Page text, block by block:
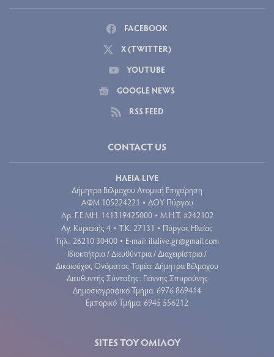
FACEBOOK
X (TWITTER)
YOUTUBE
GOOGLE NEWS
RSS FEED
CONTACT US
ΗΛΕΙΑ LIVE
Δήμητρα Βέλμαχου Ατομική Επιχείρηση
ΑΦΜ 105224221 • ΔΟΥ Πύργου
Aρ. Γ.Ε.ΜΗ. 141319425000 • Μ.Η.Τ. #242102
Αγ. Κυριακής 4 • Τ.Κ. 27131 • Πύργος Ηλείας
Τηλ.: 26210 30400 • E-mail: ilialive.gr@gmail.com
Ιδιοκτήτρια / Διευθύντρια / Διαχειρίστρια /
Δικαιούχος Ονόματος Τομέα: Δήμητρα Βέλμαχου
Διευθυντής Σύνταξης: Γιάννης Σπυρούνης
Δημοσιογραφικό Τμήμα: 6976 869414
Εμπορικό Τμήμα: 6945 556212
SITES ΤΟΥ ΟΜΙΛΟΥ